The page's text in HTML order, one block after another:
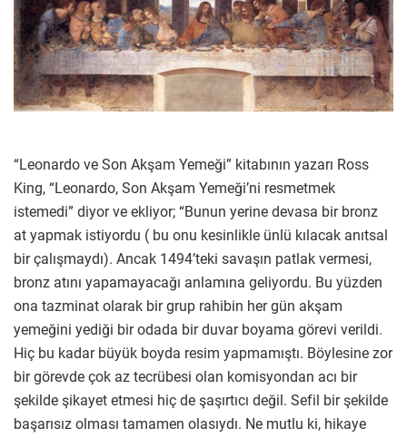
“Leonardo ve Son Akşam Yemeği” kitabının yazarı Ross
King, “Leonardo, Son Akşam Yemeği’ni resmetmek
istemedi” diyor ve ekliyor; “Bunun yerine devasa bir bronz
at yapmak istiyordu ( bu onu kesinlikle ünlü kılacak anıtsal
bir çalışmaydı). Ancak 1494’teki savaşın patlak vermesi,
bronz atını yapamayacağı anlamına geliyordu. Bu yüzden
ona tazminat olarak bir grup rahibin her gün akşam
yemeğini yediği bir odada bir duvar boyama görevi verildi.
Hiç bu kadar büyük boyda resim yapmamıştı. Böylesine zor
bir görevde çok az tecrübesi olan komisyondan acı bir
şekilde şikayet etmesi hiç de şaşırtıcı değil. Sefil bir şekilde
başarısız olması tamamen olasıydı. Ne mutlu ki, hikaye